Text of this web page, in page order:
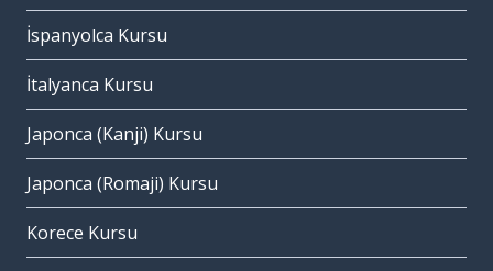
İspanyolca Kursu
İtalyanca Kursu
Japonca (Kanji) Kursu
Japonca (Romaji) Kursu
Korece Kursu